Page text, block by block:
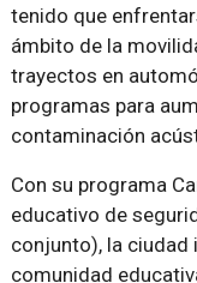
tenido que
ámbito de la
trayectos en
programas para
contaminación
Con su programa
educativo de
conjunto), la ciudad
comunidad